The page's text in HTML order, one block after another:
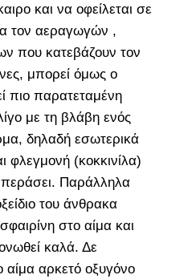
και να οφείλεται σε
τον αεραγωγών ,
που κατεβάζουν τον
μπορεί όμως ο
πιο παρατεταμένη
με τη βλάβη ενός
δηλαδή εσωτερικά
φλεγμονή (κοκκινίλα)
Παράλληλα
του άνθρακα
στο αίμα και
καλά. Δε
αίμα αρκετό οξυγόνο